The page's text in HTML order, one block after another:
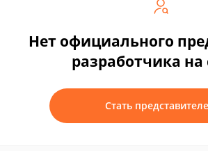
Нет официального
разработчика на
Стать